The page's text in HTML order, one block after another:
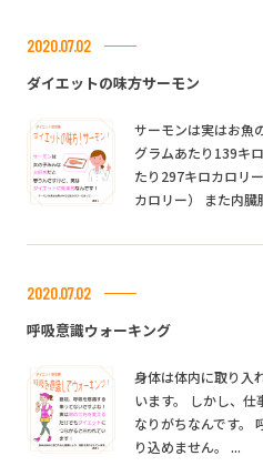
2020.07.02
ダイエットの味方サーモン
サーモンは実はお魚
グラムあたり139キ
たり297キロカロリ
カロリー） また内臓
2020.07.02
呼吸意識ウォーキング
身体は体内に取り入
います。 しかし、仕
なりがちなんです。
り込めません。 ...